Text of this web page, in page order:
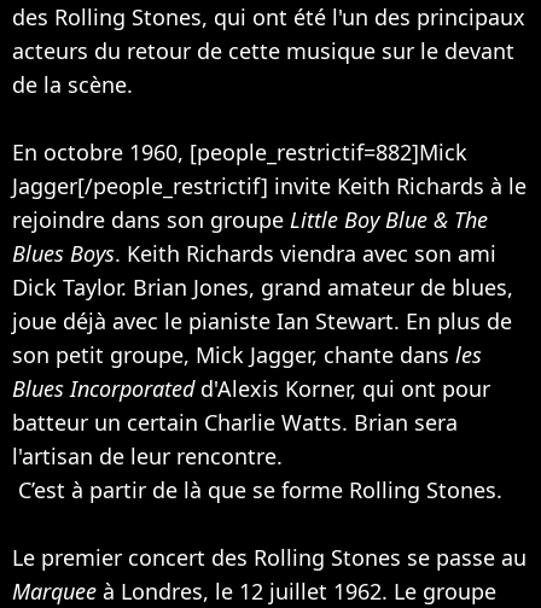
des Rolling Stones, qui ont été l'un des principaux
acteurs du retour de cette musique sur le devant
de la scène.
En octobre 1960, [people_restrictif=882]Mick
Jagger[/people_restrictif] invite Keith Richards à le
rejoindre dans son groupe Little Boy Blue & The
Blues Boys. Keith Richards viendra avec son ami
Dick Taylor. Brian Jones, grand amateur de blues,
joue déjà avec le pianiste Ian Stewart. En plus de
son petit groupe, Mick Jagger, chante dans les
Blues Incorporatedd'Alexis Korner, qui ont pour
batteur un certain Charlie Watts. Brian sera
l'artisan de leur rencontre.
C’est à partir de là que se forme Rolling Stones.
Le premier concert des Rolling Stones se passe au
Marquee à Londres, le 12 juillet 1962. Le groupe